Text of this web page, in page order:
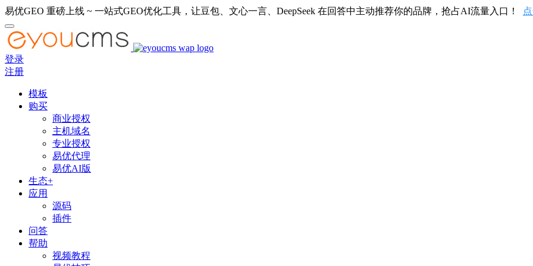
易优GEO 重磅上线 ~ 一站式GEO优化工具，让豆包、文心一言、DeepSeek 在回答中主动推荐你的品牌，抢占AI流量入口！
登录
注册
模板
购买
商业授权
主机域名
专业授权
易优代理
易优AI版
生态+
应用
源码
插件
问答
帮助
视频教程